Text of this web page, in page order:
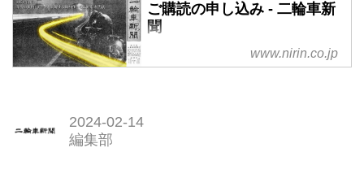
ご購読の申し込み - 二輪車新
聞
www.nirin.co.jp
2024-02-14
編集部